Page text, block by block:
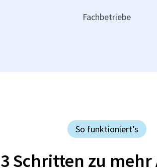
Fachbetriebe
So funktioniert’s
Schritten zu